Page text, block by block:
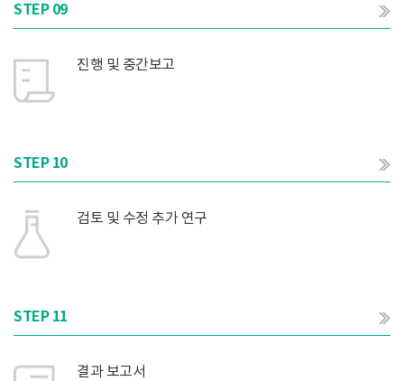
STEP 09
진행 및 중간보고
STEP 10
검토 및 수정 추가 연구
STEP 11
결과 보고서